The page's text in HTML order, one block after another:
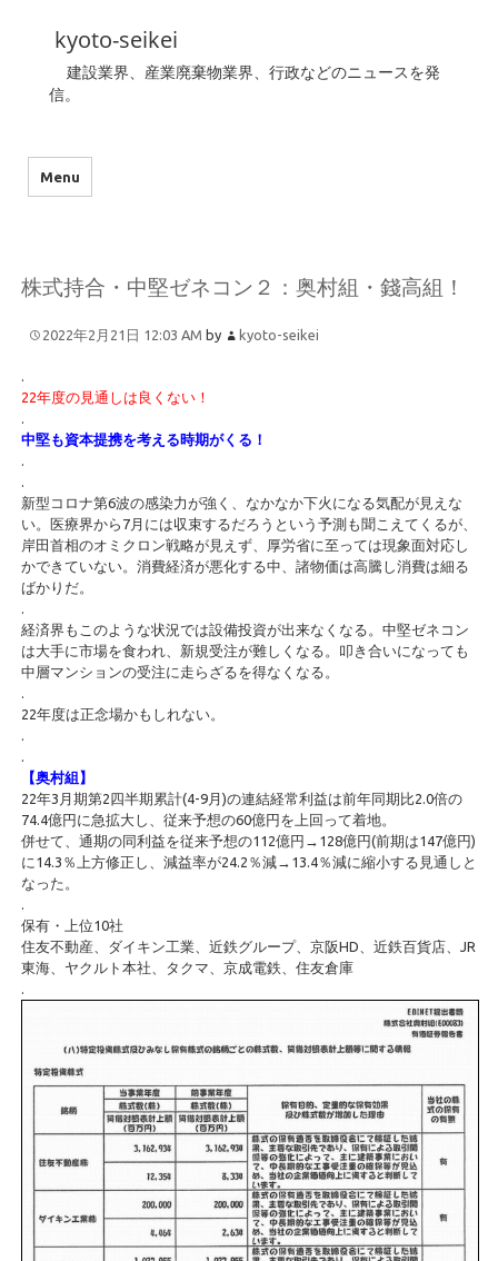
kyoto-seikei
建設業界、産業廃棄物業界、行政などのニュースを発
信。
Menu
株式持合・中堅ゼネコン２：奥村組・錢高組！
2022年2月21日 12:03 AM by kyoto-seikei
.
22年度の見通しは良くない！
.
中堅も資本提携を考える時期がくる！
.
.
新型コロナ第6波の感染力が強く、なかなか下火になる気配が見えな
い。医療界から7月には収束するだろうという予測も聞こえてくるが、
岸田首相のオミクロン戦略が見えず、厚労省に至っては現象面対応し
かできていない。消費経済が悪化する中、諸物価は高騰し消費は細る
ばかりだ。
.
経済界もこのような状況では設備投資が出来なくなる。中堅ゼネコン
は大手に市場を食われ、新規受注が難しくなる。叩き合いになっても
中層マンションの受注に走らざるを得なくなる。
.
22年度は正念場かもしれない。
.
.
【奥村組】
22年3月期第2四半期累計(4-9月)の連結経常利益は前年同期比2.0倍の
74.4億円に急拡大し、従来予想の60億円を上回って着地。
併せて、通期の同利益を従来予想の112億円→128億円(前期は147億円)
に14.3％上方修正し、減益率が24.2％減→13.4％減に縮小する見通しと
なった。
.
保有・上位10社
住友不動産、ダイキン工業、近鉄グループ、京阪HD、近鉄百貨店、JR
東海、ヤクルト本社、タクマ、京成電鉄、住友倉庫
.